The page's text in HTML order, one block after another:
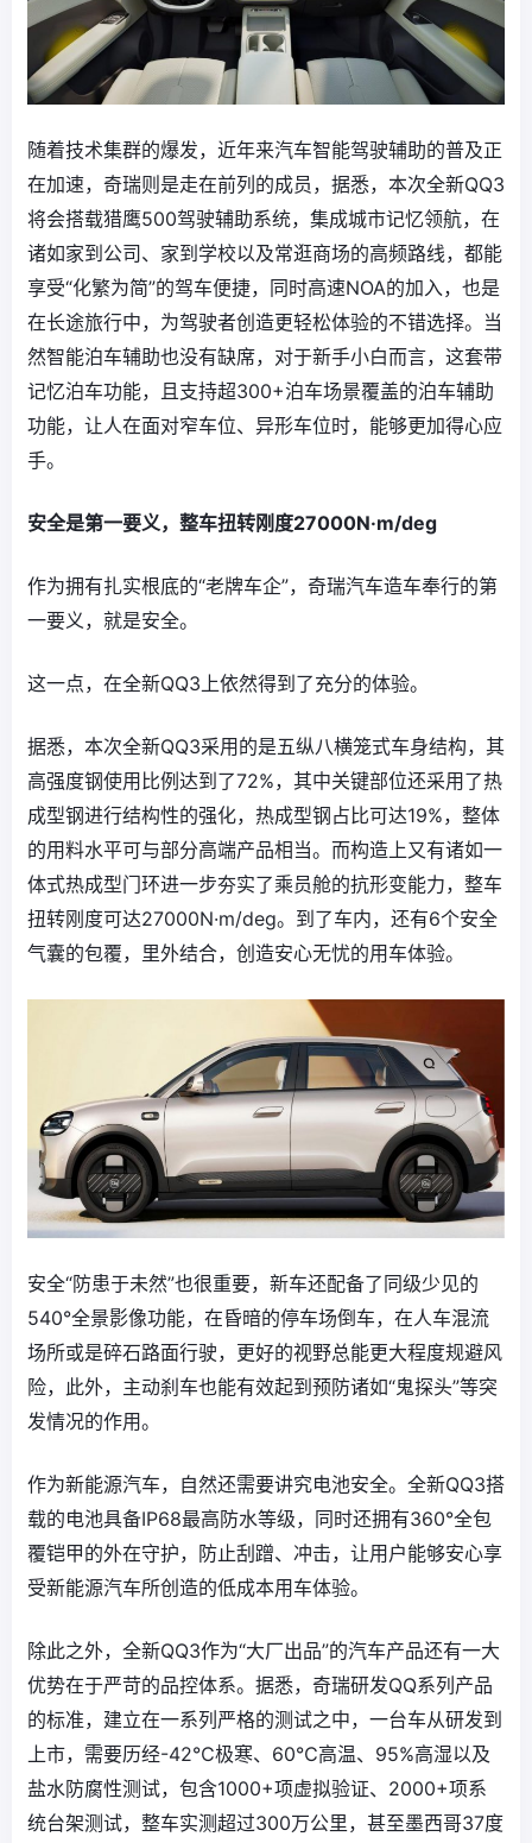
随着技术集群的爆发，近年来汽车智能驾驶辅助的普及正
在加速，奇瑞则是走在前列的成员，据悉，本次全新QQ3
将会搭载猎鹰500驾驶辅助系统，集成城市记忆领航，在
诸如家到公司、家到学校以及常逛商场的高频路线，都能
享受“化繁为简”的驾车便捷，同时高速NOA的加入，也是
在长途旅行中，为驾驶者创造更轻松体验的不错选择。当
然智能泊车辅助也没有缺席，对于新手小白而言，这套带
记忆泊车功能，且支持超300+泊车场景覆盖的泊车辅助
功能，让人在面对窄车位、异形车位时，能够更加得心应
手。
安全是第一要义，整车扭转刚度27000N·m/deg
作为拥有扎实根底的“老牌车企”，奇瑞汽车造车奉行的第
一要义，就是安全。
这一点，在全新QQ3上依然得到了充分的体验。
据悉，本次全新QQ3采用的是五纵八横笼式车身结构，其
高强度钢使用比例达到了72%，其中关键部位还采用了热
成型钢进行结构性的强化，热成型钢占比可达19%，整体
的用料水平可与部分高端产品相当。而构造上又有诸如一
体式热成型门环进一步夯实了乘员舱的抗形变能力，整车
扭转刚度可达27000N·m/deg。到了车内，还有6个安全
气囊的包覆，里外结合，创造安心无忧的用车体验。
安全“防患于未然”也很重要，新车还配备了同级少见的
540°全景影像功能，在昏暗的停车场倒车，在人车混流
场所或是碎石路面行驶，更好的视野总能更大程度规避风
险，此外，主动刹车也能有效起到预防诸如“鬼探头”等突
发情况的作用。
作为新能源汽车，自然还需要讲究电池安全。全新QQ3搭
载的电池具备IP68最高防水等级，同时还拥有360°全包
覆铠甲的外在守护，防止刮蹭、冲击，让用户能够安心享
受新能源汽车所创造的低成本用车体验。
除此之外，全新QQ3作为“大厂出品”的汽车产品还有一大
优势在于严苛的品控体系。据悉，奇瑞研发QQ系列产品
的标准，建立在一系列严格的测试之中，一台车从研发到
上市，需要历经-42℃极寒、60℃高温、95%高湿以及
盐水防腐性测试，包含1000+项虚拟验证、2000+项系
统台架测试，整车实测超过300万公里，甚至墨西哥37度